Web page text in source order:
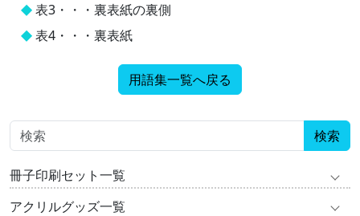
表3・・・裏表紙の裏側
表4・・・裏表紙
用語集一覧へ戻る
検索
冊子印刷セット一覧
アクリルグッズ一覧